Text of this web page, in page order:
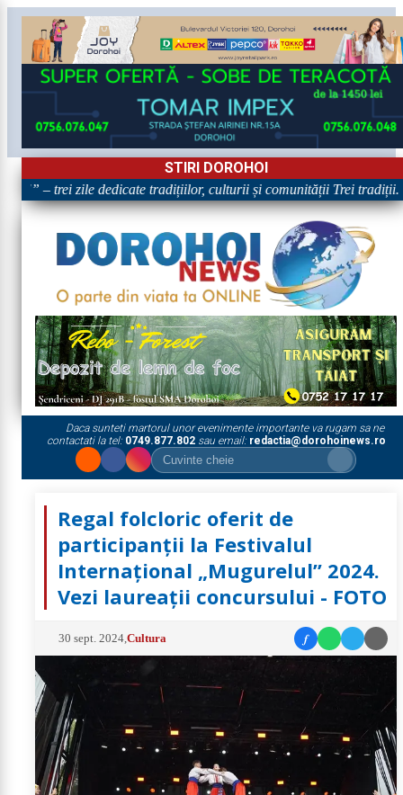
STIRI DOROHOI
– trei zile dedicate tradițiilor, culturii și comunității Trei tradiții.
Daca sunteti martorul unor evenimente importante va rugam sa ne
contactati la tel: 0749.877.802sau email: redactia@dorohoinews.ro
Regal folcloric oferit de
participanții la Festivalul
Internațional „Mugurelul” 2024.
Vezi laureații concursului - FOTO
30 sept. 2024 ,Cultura f